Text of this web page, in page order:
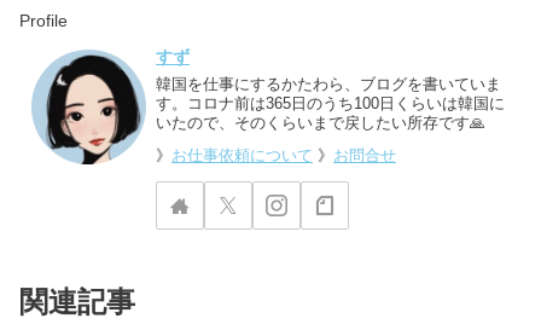
Profile
すず
韓国を仕事にするかたわら、ブログを書いていま
す。コロナ前は365日のうち100日くらいは韓国に
いたので、そのくらいまで戻したい所存です🙏
》 お仕事依頼について 》 お問合せ
関連記事